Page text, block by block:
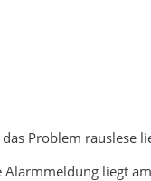
Problem rauslese
liegt